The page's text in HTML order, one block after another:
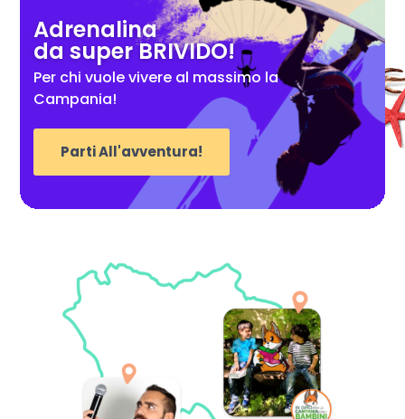
Adrenalina
da super BRIVIDO!
Per chi vuole vivere al massimo la
Campania!
Parti All'avventura!